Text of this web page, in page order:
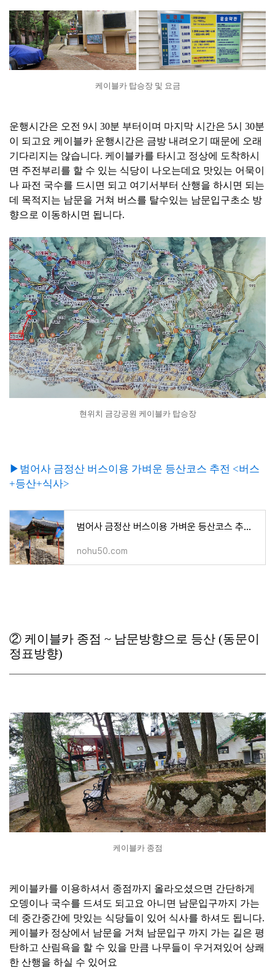
케이블카 탑승장 및 요금
운행시간은 오전 9시 30분 부터이며 마지막 시간은 5시 30분
이 되고요 케이블카 운행시간은 금방 내려오기 때문에 오래
기다리지는 않습니다. 케이블카를 타시고 정상에 도착하시
면 주전부리를 할 수 있는 식당이 나오는데요 맛있는 어묵이
나 파전 국수를 드시면 되고 여기서부터 산행을 하시면 되는
데 목적지는 남문을 거쳐 버스를 탈수있는 남문입구초소 방
향으로 이동하시면 됩니다.
현위치 금강공원 케이블카 탑승장
▶범어사 금정산 버스이용 가벼운 등산코스 추전 <버스
+등산+식사>
범어사 금정산 버스이용 가벼운 등산코스 추전 <버스+등산+식사>
nohu50.com
② 케이블카 종점 ~ 남문방향으로 등산 (동문이
정표방향)
케이블카 종점
케이블카를 이용하셔서 종점까지 올라오셨으면 간단하게
오뎅이나 국수를 드셔도 되고요 아니면 남문입구까지 가는
데 중간중간에 맛있는 식당들이 있어 식사를 하셔도 됩니다.
케이블카 정상에서 남문을 거쳐 남문입구 까지 가는 길은 평
탄하고 산림욕을 할 수 있을 만큼 나무들이 우거져있어 상쾌
한 산행을 하실 수 있어요